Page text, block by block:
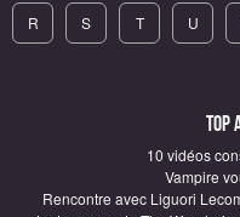
R S T U
Top
10 vidéos
Vampire
Rencontre avec Liguori